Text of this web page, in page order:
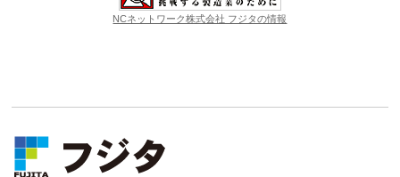
NCネットワーク株式会社 フジタの情報